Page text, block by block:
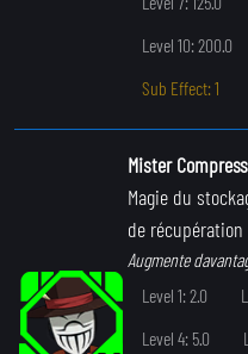
Level 10: 200.0
Sub Effect: 1
Mister Compress
Magie du
de
Augmente
Level 1: 2.0
Level 4: 5.0